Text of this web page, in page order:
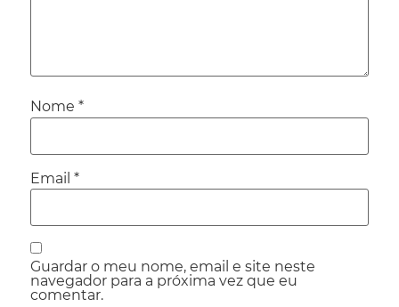
Nome *
Email *
Guardar o meu nome, email e site neste
navegador para a próxima vez que eu
comentar.